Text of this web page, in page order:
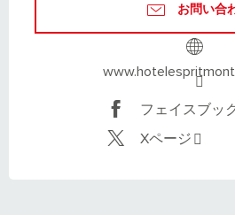
お問い合
フェイスブッ
Xページ